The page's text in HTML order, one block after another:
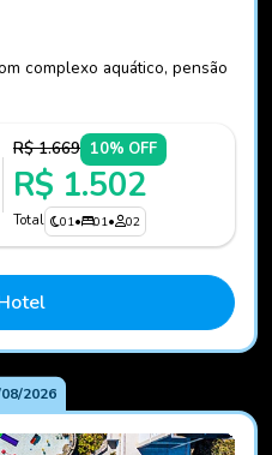
complexo aquático, pensão
R$ 1.669 10% OFF
R$ 1.502
Total 01• 01• 02
2026